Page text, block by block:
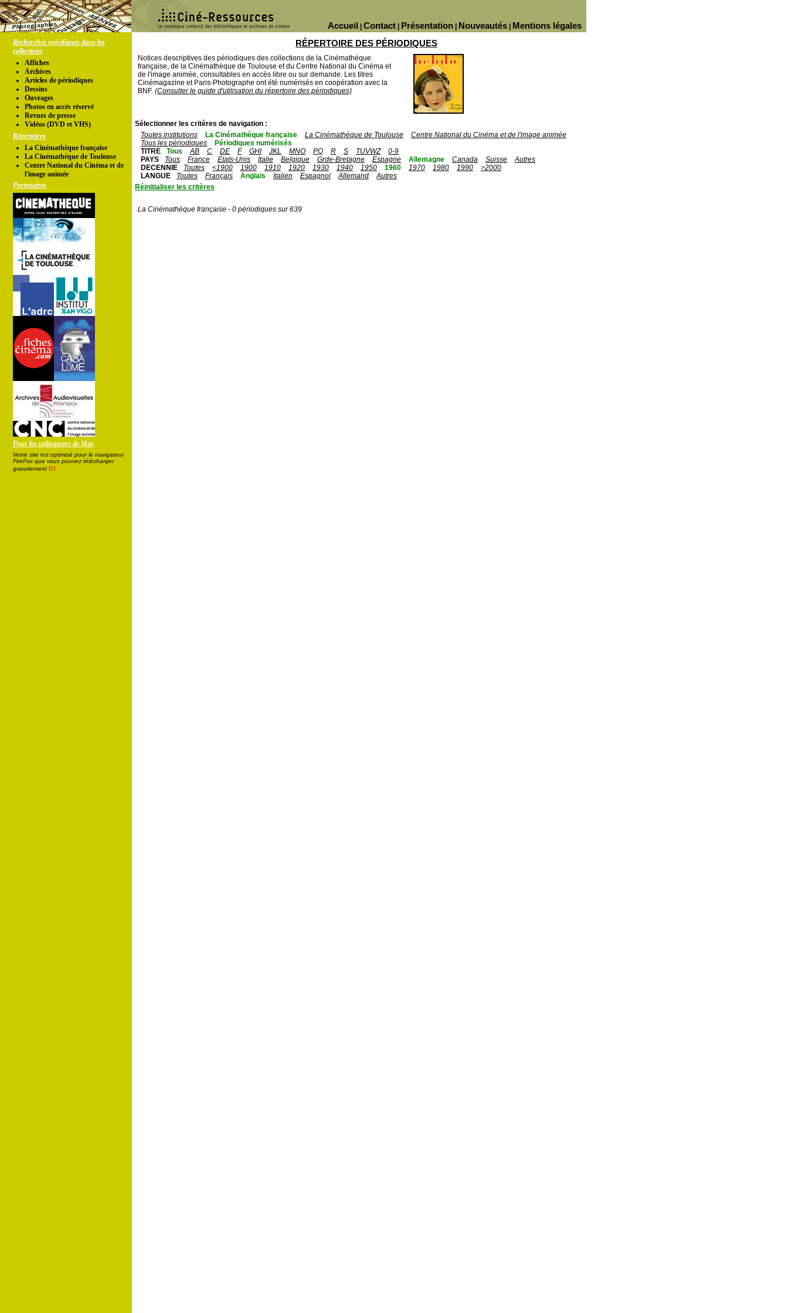
Mentions légales
Nouveautés
Présentation
Contact
Accueil
Recherches spécifiques dans les
collections
Affiches
Archives
Articles de périodiques
Dessins
Ouvrages
Photos en accés réservé
Revues de presse
Vidéos (DVD et VHS)
Répertoires
La Cinémathèque française
La Cinémathèque de Toulouse
Centre National du Cinéma et de
l'image animée
Partenaires
Pour les utilisateurs de Mac
Notre site est optimisé pour le navigateur
FireFox que vous pouvez télécharger
gratuitement ici
RÉPERTOIRE DES PÉRIODIQUES
Notices descriptives des périodiques des collections de la Cinémathèque
française, de la Cinémathèque de Toulouse et du Centre National du Cinéma et
de l'image animée, consultables en accès libre ou sur demande. Les titres
Cinémagazine et Paris-Photographe ont été numérisés en coopération avec la
BNF. (Consulter le guide d'utilisation du répertoire des périodiques)
Sélectionner les critères de navigation :
Toutes institutions
La Cinémathèque française La Cinémathèque de Toulouse
Centre National du Cinéma et de l'image animée
Tous les périodiques
Périodiques numérisés
TITRE
Tous AB C DE F GHI JKL MNO PQ R S TUVWZ
0-9
PAYS
Tous France Etats-Unis Italie Belgique Grde-Bretagne Espagne Allemagne Canada Suisse
Autres
DECENNIE
Toutes <1900 1900 1910 1920 1930 1940 1950 1960 1970 1980 1990
>2000
LANGUE
Toutes Français Anglais Italien Espagnol Allemand
Autres
Réinitialiser les critères
La Cinémathèque française - 0 périodiques sur 639